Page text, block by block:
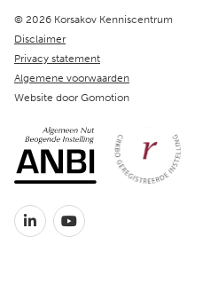
Copyright navigation
© 2026 Korsakov Kenniscentrum
Disclaimer
Privacy statement
Algemene voorwaarden
Website door Gomotion